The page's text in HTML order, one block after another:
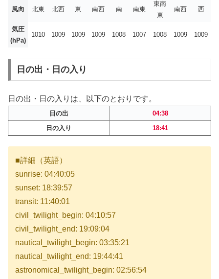
風向 北東 北西 東 南西 南 南東
東南
東
南西 西
気圧
(hPa)
1010 1009 1009 1009 1008 1007 1008 1009 1009
日の出・日の入り
日の出・日の入りは、以下のとおりです。
日の出
04:38
日の入り
18:41
■詳細（英語）
sunrise: 04:40:05
sunset: 18:39:57
transit: 11:40:01
civil_twilight_begin: 04:10:57
civil_twilight_end: 19:09:04
nautical_twilight_begin: 03:35:21
nautical_twilight_end: 19:44:41
astronomical_twilight_begin: 02:56:54